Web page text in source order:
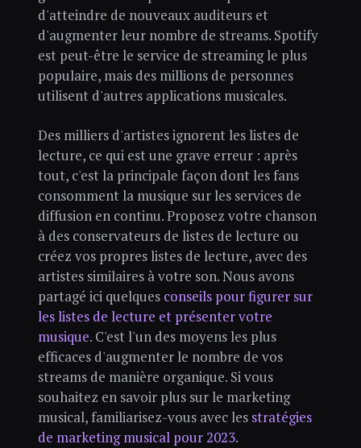
d'atteindre de nouveaux auditeurs et
d'augmenter leur nombre de streams. Spotify
est peut-être le service de streaming le plus
populaire, mais des millions de personnes
utilisent d'autres applications musicales.
Des milliers d'artistes ignorent les listes de
lecture, ce qui est une grave erreur : après
tout, c'est la principale façon dont les fans
consomment la musique sur les services de
diffusion en continu. Proposez votre chanson
à des conservateurs de listes de lecture ou
créez vos propres listes de lecture, avec des
artistes similaires à votre son. Nous avons
partagé ici quelques conseils pour figurer sur
les listes de lecture et présenter votre
musique. C'est l'un des moyens les plus
efficaces d'augmenter le nombre de vos
streams de manière organique. Si vous
souhaitez en savoir plus sur le marketing
musical, familiarisez-vous avec les stratégies
de marketing musical pour 2023.